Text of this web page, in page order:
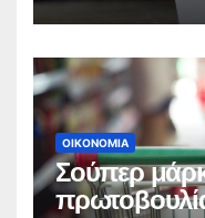
ΟΙΚΟΝΟΜΊΑ
Σούπερ